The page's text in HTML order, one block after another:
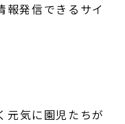
報発信できるサイ
元気に園児たちが